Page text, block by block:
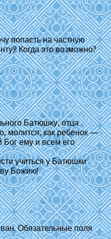
попасть на частную
Когда это возможно?
Батюшку, отца
молится, как ребенок —
Бог ему и всем его
учиться у Батюшки
Божию!
Обязательные поля